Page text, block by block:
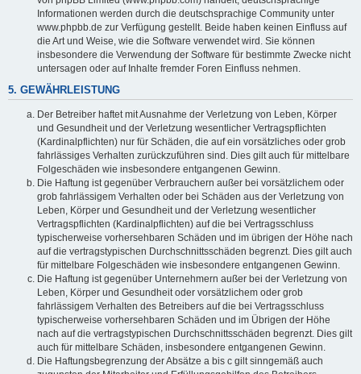
Informationen werden durch die deutschsprachige Community unter
www.phpbb.de zur Verfügung gestellt. Beide haben keinen Einfluss auf
die Art und Weise, wie die Software verwendet wird. Sie können
insbesondere die Verwendung der Software für bestimmte Zwecke nicht
untersagen oder auf Inhalte fremder Foren Einfluss nehmen.
5. GEWÄHRLEISTUNG
Der Betreiber haftet mit Ausnahme der Verletzung von Leben, Körper
und Gesundheit und der Verletzung wesentlicher Vertragspflichten
(Kardinalpflichten) nur für Schäden, die auf ein vorsätzliches oder grob
fahrlässiges Verhalten zurückzuführen sind. Dies gilt auch für mittelbare
Folgeschäden wie insbesondere entgangenen Gewinn.
Die Haftung ist gegenüber Verbrauchern außer bei vorsätzlichem oder
grob fahrlässigem Verhalten oder bei Schäden aus der Verletzung von
Leben, Körper und Gesundheit und der Verletzung wesentlicher
Vertragspflichten (Kardinalpflichten) auf die bei Vertragsschluss
typischerweise vorhersehbaren Schäden und im übrigen der Höhe nach
auf die vertragstypischen Durchschnittsschäden begrenzt. Dies gilt auch
für mittelbare Folgeschäden wie insbesondere entgangenen Gewinn.
Die Haftung ist gegenüber Unternehmern außer bei der Verletzung von
Leben, Körper und Gesundheit oder vorsätzlichem oder grob
fahrlässigem Verhalten des Betreibers auf die bei Vertragsschluss
typischerweise vorhersehbaren Schäden und im Übrigen der Höhe
nach auf die vertragstypischen Durchschnittsschäden begrenzt. Dies gilt
auch für mittelbare Schäden, insbesondere entgangenen Gewinn.
Die Haftungsbegrenzung der Absätze a bis c gilt sinngemäß auch